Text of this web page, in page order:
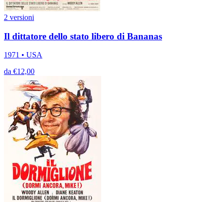
2 versioni
Il dittatore dello stato libero di Bananas
1971 • USA
da €12,00